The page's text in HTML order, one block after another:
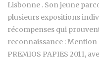
Lisbonne . Son jeune
plusieurs expositions
récompenses qui
reconnaissance :
PREMIOS PAPIES 2011,